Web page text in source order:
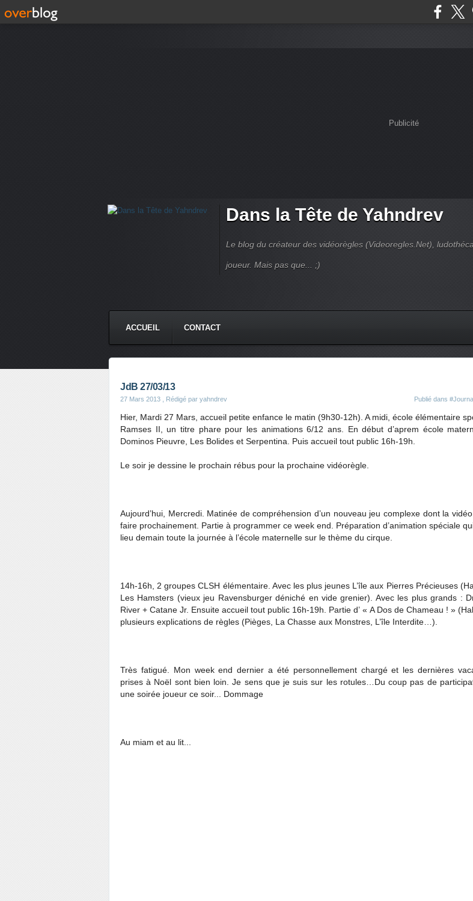
Publicité
Dans la Tête de Yahndrev
Le blog du créateur des vidéorègles (Videoregles.Net),
joueur. Mais pas que... ;)
ACCUEIL CONTACT
JdB 27/03/13
27 Mars 2013 , Rédigé par yahndrev Publié dans
Hier, Mardi 27 Mars, accueil petite enfance le matin (9h30-12h). A midi, école élémentaire
Ramses II, un titre phare pour les animations 6/12 ans. En début d’aprem école
Dominos Pieuvre, Les Bolides et Serpentina. Puis accueil tout public 16h-19h.
Le soir je dessine le prochain rébus pour la prochaine vidéorègle.
Aujourd’hui, Mercredi. Matinée de compréhension d’un nouveau jeu complexe dont la
faire prochainement. Partie à programmer ce week end. Préparation d’animation spéciale
lieu demain toute la journée à l’école maternelle sur le thème du cirque.
14h-16h, 2 groupes CLSH élémentaire. Avec les plus jeunes L’île aux Pierres Précieuses
Les Hamsters (vieux jeu Ravensburger déniché en vide grenier). Avec les plus grands :
River + Catane Jr. Ensuite accueil tout public 16h-19h. Partie d’ « A Dos de Chameau ! »
plusieurs explications de règles (Pièges, La Chasse aux Monstres, L’île Interdite…).
Très fatigué. Mon week end dernier a été personnellement chargé et les dernières
prises à Noël sont bien loin. Je sens que je suis sur les rotules…Du coup pas de
une soirée joueur ce soir... Dommage
Au miam et au lit...